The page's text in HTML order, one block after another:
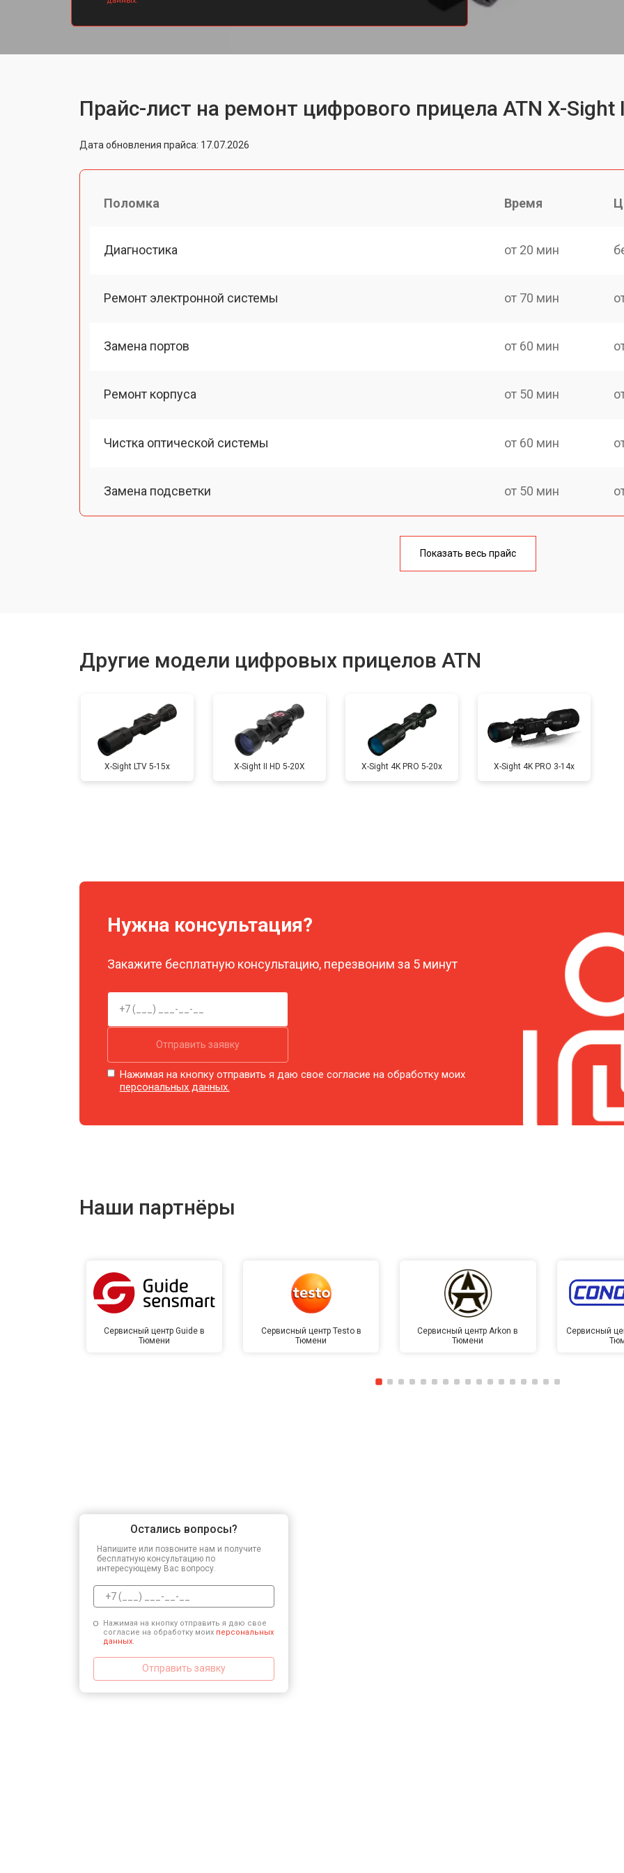
Прайс-лист на ремонт цифрового прицела ATN X-Sight
Дата обновления прайса: 17.07.2026
Поломка Время
Диагностика от 20 мин
Ремонт электронной системы от 70 мин
Замена портов от 60 мин
Ремонт корпуса от 50 мин
Чистка оптической системы от 60 мин
Замена подсветки от 50 мин
от 60 мин
Показать весь прайс
Другие модели цифровых прицелов ATN
X-Sight LTV 5-15x X-Sight II HD 5-20X X-Sight 4K PRO 5-20x X-Sight 4K PRO 3-14x
Нужна консультация?
Закажите бесплатную консультацию, перезвоним за 5 минут
Отправить заявку
Нажимая на кнопку отправить я даю свое согласие на обработку моих
персональных данных.
Наши партнёры
Сервисный центр Guide в
Тюмени
Сервисный центр Testo в
Тюмени
Сервисный центр Arkon в
Тюмени
Сервисный
Остались вопросы?
Напишите или позвоните нам и получите
бесплатную консультацию по
интересующему Вас вопросу.
Нажимая на кнопку отправить я даю свое
согласие на обработку моих персональных
данных.
Отправить заявку